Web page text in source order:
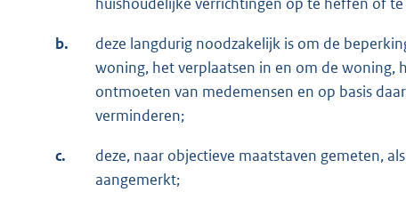
b.
deze langdurig noodzakelijk is om de
woning, het verplaatsen in en om de woning,
ontmoeten van medemensen en op basis
verminderen;
c.
deze, naar objectieve maatstaven gemeten,
aangemerkt;